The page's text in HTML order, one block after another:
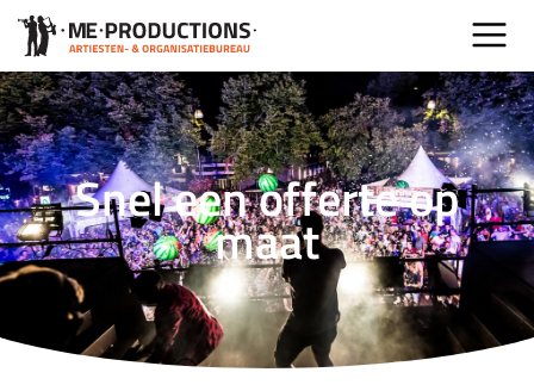
Snel een offerte op
maat